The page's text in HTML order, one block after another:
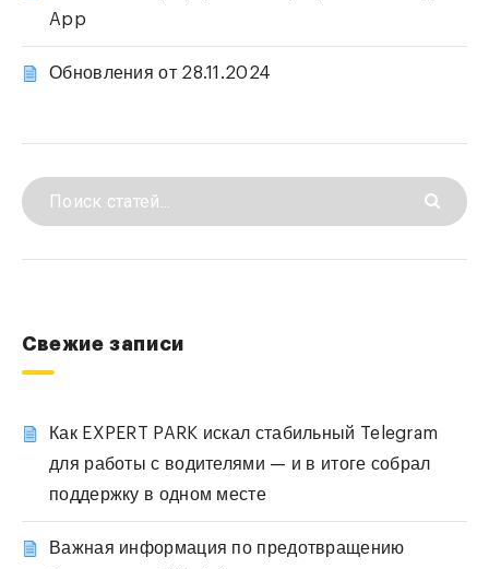
App
Обновления от 28.11.2024
Свежие записи
Как EXPERT PARK искал стабильный Telegram
для работы с водителями — и в итоге собрал
поддержку в одном месте
Важная информация по предотвращению